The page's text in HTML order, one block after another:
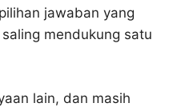
jawaban yang
mendukung satu
lain, dan masih